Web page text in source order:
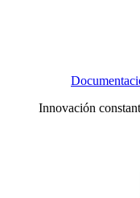
Innovación